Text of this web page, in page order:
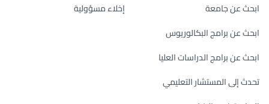
ابحث عن جامعة
ابحث عن برامج البكالوريوس
ابحث عن برامج الدراسات العليا
تحدث إلى المستشار التعليمي
إخلاء مسؤولية